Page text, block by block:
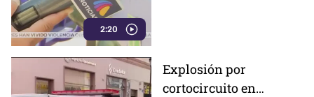
2:20
Explosión por
cortocircuito en